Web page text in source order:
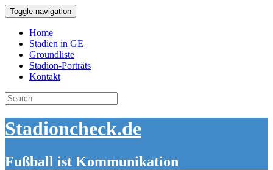
Toggle navigation
Home
Stadien in GE
Groundliste
Stadion-Porträts
Kontakt
Search
for:
Stadioncheck.de
Fußball ist Kommunikation